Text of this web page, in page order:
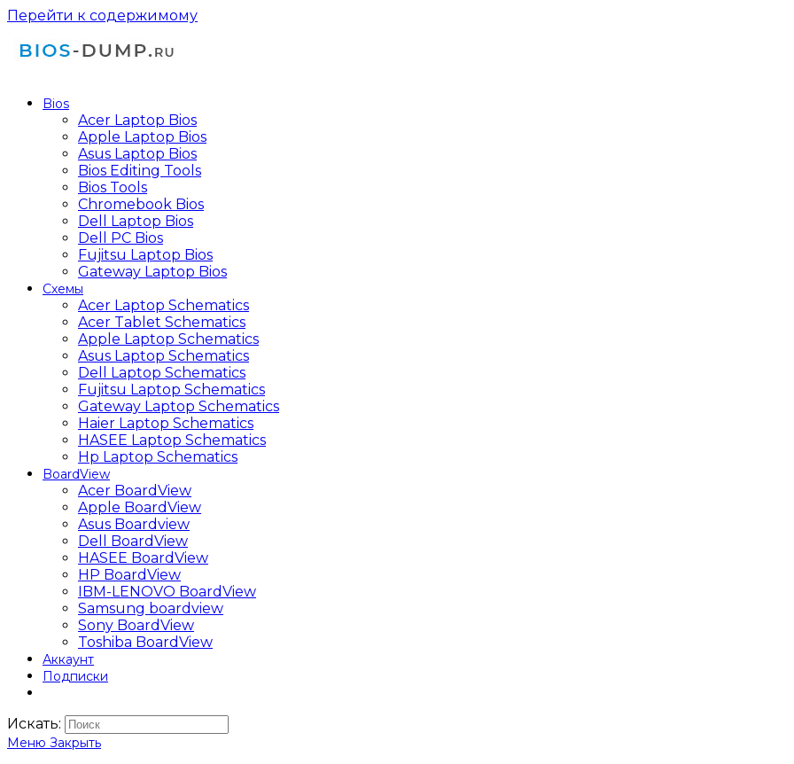
Перейти к содержимому
Bios
Acer Laptop Bios
Apple Laptop Bios
Asus Laptop Bios
Bios Editing Tools
Bios Tools
Chromebook Bios
Dell Laptop Bios
Dell PC Bios
Fujitsu Laptop Bios
Gateway Laptop Bios
Схемы
Acer Laptop Schematics
Acer Tablet Schematics
Apple Laptop Schematics
Asus Laptop Schematics
Dell Laptop Schematics
Fujitsu Laptop Schematics
Gateway Laptop Schematics
Haier Laptop Schematics
HASEE Laptop Schematics
Hp Laptop Schematics
BoardView
Acer BoardView
Apple BoardView
Asus Boardview
Dell BoardView
HASEE BoardView
HP BoardView
IBM-LENOVO BoardView
Samsung boardview
Sony BoardView
Toshiba BoardView
Аккаунт
Подписки
Искать:
Меню Закрыть